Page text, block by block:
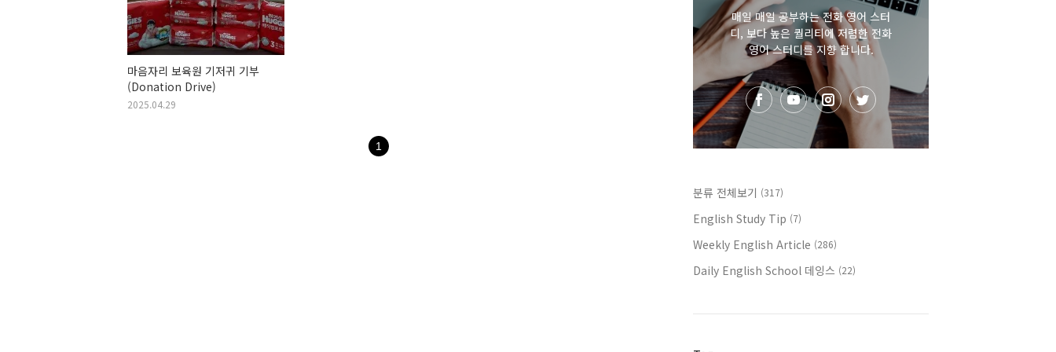
마음자리 보육원 기저귀 기부
(Donation Drive)
2025.04.29
1
매일 매일 공부하는 전화 영어 스터
디, 보다 높은 퀄리티에 저렴한 전화
영어 스터디를 지향 합니다.
분류 전체보기 (317)
English Study Tip (7)
Weekly English Article (286)
Daily English School 데잉스 (22)